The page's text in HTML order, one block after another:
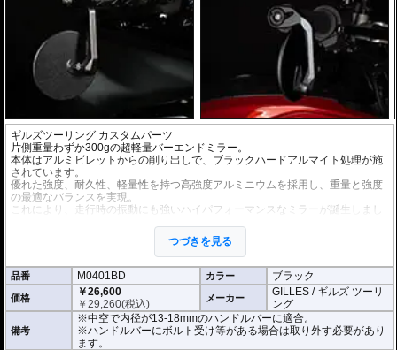
ギルズツーリング カスタムパーツ
片側重量わずか300gの超軽量バーエンドミラー。
本体はアルミビレットからの削り出しで、ブラックハードアルマイト処理が施
されています。
優れた強度、耐久性、軽量性を持つ高強度アルミニウムを採用し、重量と強度
の最適なバランスを実現。
これにより、走行時の振動にも強いハイパフォーマンスなミラーが誕生しまし
ミラーの角度や位置も調整が可能。視認性など安全へ関わる要素へも細心の注
※車検対応。
※1個単位での販売
※左右どちらにも使用できます。
※商品は汎用品となり、主に２系統の取り付け方法をラインナップ。
(取付確認がされているものは下記の適合検索で適合品番をご確認いただけま
つづきを見る
品番 M0401BD カラー ブラック
価格
￥26,600
￥29,260(税込) メーカー
GILLES / ギルズ ツーリ
ング
備考
※中空で内径が13-18mmのハンドルバーに適合。
※ハンドルバーにボルト受け等がある場合は取り外す必要があり
ます。